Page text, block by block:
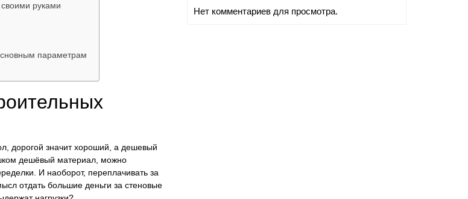
руками
параметрам
дорогой значит хороший, а дешевый
дешёвый материал, можно
И наоборот, переплачивать за
отдать большие деньги за стеновые
Нет комментариев для просмотра.